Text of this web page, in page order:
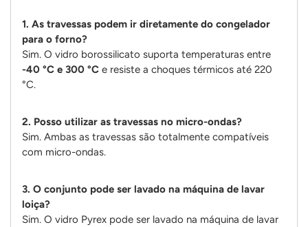
1. As travessas podem ir diretamente do congelador
para o forno?
Sim. O vidro borossilicato suporta temperaturas entre
-40 °C e 300 °C e resiste a choques térmicos até 220
°C.
2. Posso utilizar as travessas no micro-ondas?
Sim. Ambas as travessas são totalmente compatíveis
com micro-ondas.
3. O conjunto pode ser lavado na máquina de lavar
loiça?
Sim. O vidro Pyrex pode ser lavado na máquina de lavar